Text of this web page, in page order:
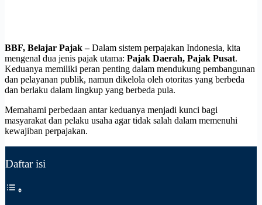
BBF, Belajar Pajak –Dalam sistem perpajakan Indonesia, kita
mengenal dua jenis pajak utama: Pajak Daerah, Pajak Pusat.
Keduanya memiliki peran penting dalam mendukung pembangunan
dan pelayanan publik, namun dikelola oleh otoritas yang berbeda
dan berlaku dalam lingkup yang berbeda pula.
Memahami perbedaan antar keduanya menjadi kunci bagi
masyarakat dan pelaku usaha agar tidak salah dalam memenuhi
kewajiban perpajakan.
Daftar isi